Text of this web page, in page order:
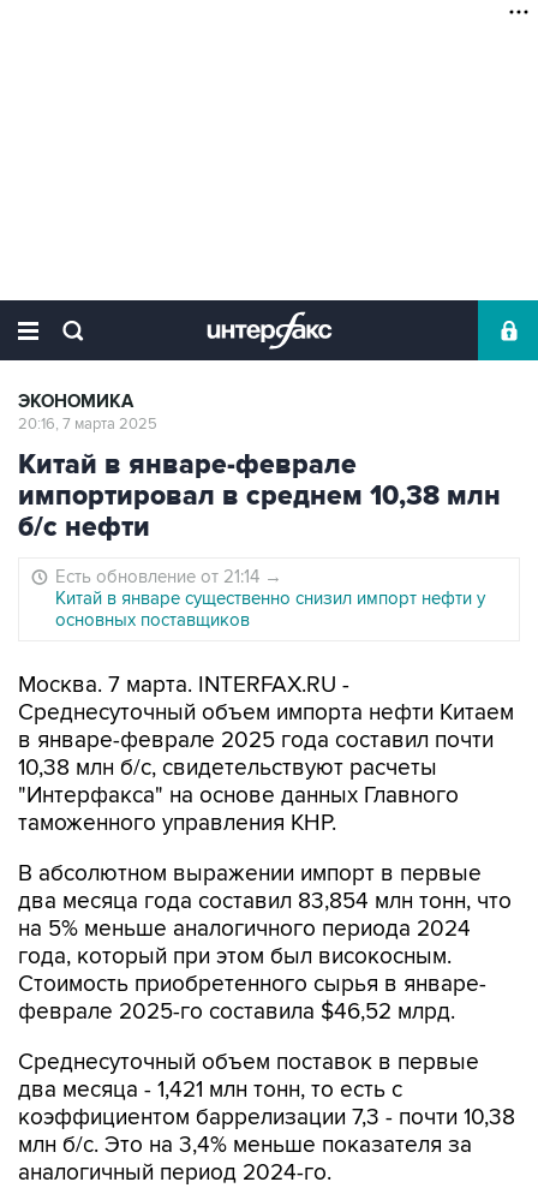
ЭКОНОМИКА
20:16, 7 марта 2025
Китай в январе-феврале
импортировал в среднем 10,38 млн
б/с нефти
Есть обновление от 21:14 →
Китай в январе существенно снизил импорт нефти у
основных поставщиков
Москва. 7 марта. INTERFAX.RU -
Среднесуточный объем импорта нефти Китаем
в январе-феврале 2025 года составил почти
10,38 млн б/с, свидетельствуют расчеты
"Интерфакса" на основе данных Главного
таможенного управления КНР.
В абсолютном выражении импорт в первые
два месяца года составил 83,854 млн тонн, что
на 5% меньше аналогичного периода 2024
года, который при этом был високосным.
Стоимость приобретенного сырья в январе-
феврале 2025-го составила $46,52 млрд.
Среднесуточный объем поставок в первые
два месяца - 1,421 млн тонн, то есть с
коэффициентом баррелизации 7,3 - почти 10,38
млн б/с. Это на 3,4% меньше показателя за
аналогичный период 2024-го.